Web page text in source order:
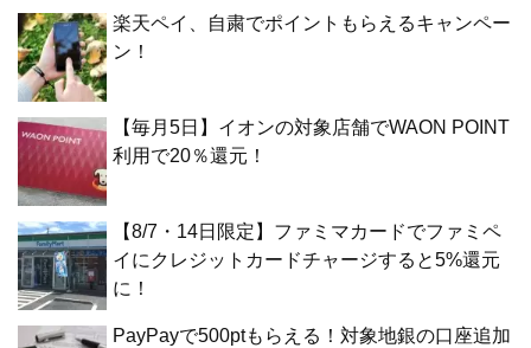
楽天ペイ、自粛でポイントもらえるキャンペー
ン！
【毎月5日】イオンの対象店舗でWAON POINT
利用で20％還元！
【8/7・14日限定】ファミマカードでファミペ
イにクレジットカードチャージすると5%還元
に！
PayPayで500ptもらえる！対象地銀の口座追加